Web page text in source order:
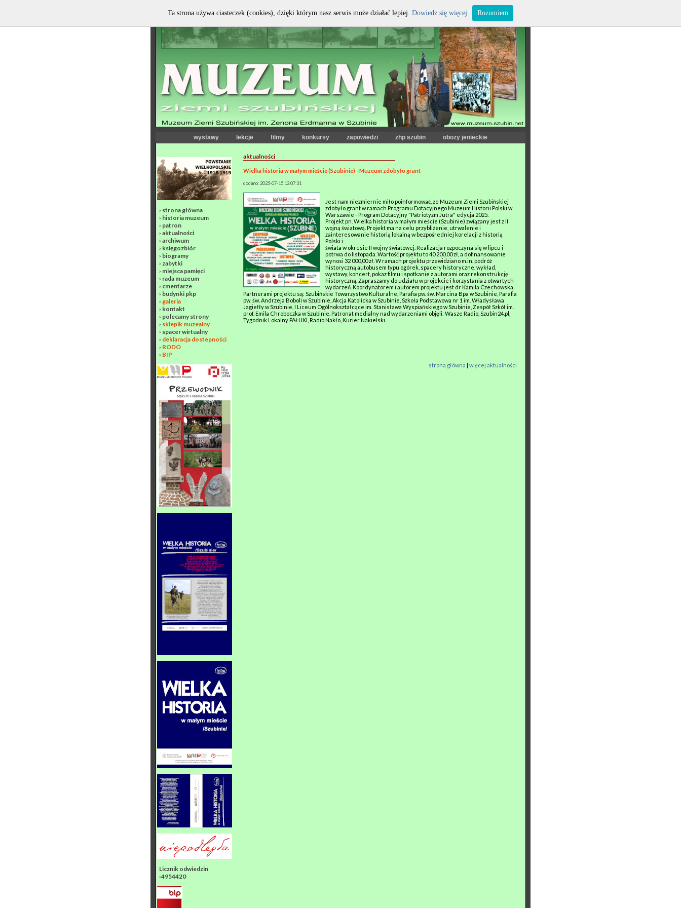
kontrast: czcionka:
wystawy lekcje filmy konkursy zapowiedzi zhp szubin obozy jenieckie
› strona główna
› historia muzeum
› patron
› aktualności
› archiwum
› księgozbiór
› biogramy
› zabytki
› miejsca pamięci
› rada muzeum
› cmentarze
› budynki pkp
› galeria
› kontakt
› polecamy strony
› sklepik muzealny
› spacer wirtualny
› deklaracja dostepności
› RODO
› BIP
Licznik odwiedzin
›4954420
aktualności
Wielka historia w małym mieście (Szubinie) - Muzeum zdobyło grant
dodano: 2025-07-15 12:07:31
Jest nam niezmiernie miło poinformować, że Muzeum Ziemi Szubińskiej
zdobyło grant w ramach Programu Dotacyjnego Muzeum Historii Polski w
Warszawie - Program Dotacyjny "Patriotyzm Jutra" edycja 2025.
Projekt pn. Wielka historia w małym mieście (Szubinie) związany jest z II
wojną światową. Projekt ma na celu przybliżenie, utrwalenie i
zainteresowanie historią lokalną w bezpośredniej korelacji z historią
Polski i
świata w okresie II wojny światowej. Realizacja rozpoczyna się w lipcu i
potrwa do listopada. Wartość projektu to 40 200,00 zł, a dofinansowanie
wynosi 32 000,00 zł. W ramach projektu przewidziano m.in. podróż
historyczną autobusem typu ogórek, spacery historyczne, wykład,
wystawy, koncert, pokaz filmu i spotkanie z autorami oraz rekonstrukcję
historyczną. Zapraszamy do udziału w projekcie i korzystania z otwartych
wydarzeń. Koordynatorem i autorem projektu jest dr Kamila Czechowska.
Partnerami projektu są: Szubińskie Towarzystwo Kulturalne, Parafia pw. św. Marcina Bpa w Szubinie, Parafia
pw. św. Andrzeja Boboli w Szubinie, Akcja Katolicka w Szubinie, Szkoła Podstawowa nr 1 im. Władysława
Jagiełły w Szubinie, I Liceum Ogólnokształcące im. Stanisława Wyspiańskiego w Szubinie, Zespół Szkół im.
prof. Emila Chroboczka w Szubinie. Patronat medialny nad wydarzeniami objęli: Wasze Radio, Szubin24.pl,
Tygodnik Lokalny PAŁUKI, Radio Nakło, Kurier Nakielski.
strona główna | więcej aktualności
Ta strona używa ciasteczek (cookies), dzięki którym nasz serwis może działać lepiej. Dowiedz się więcej Rozumiem